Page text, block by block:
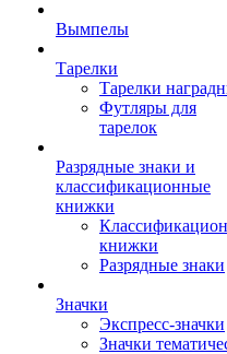
Вымпелы
Тарелки
Тарелки
Футляры для
тарелок
Разрядные знаки и
классификационные
книжки
книжки
Разрядные знаки
Значки
Экспресс-значки
Значки